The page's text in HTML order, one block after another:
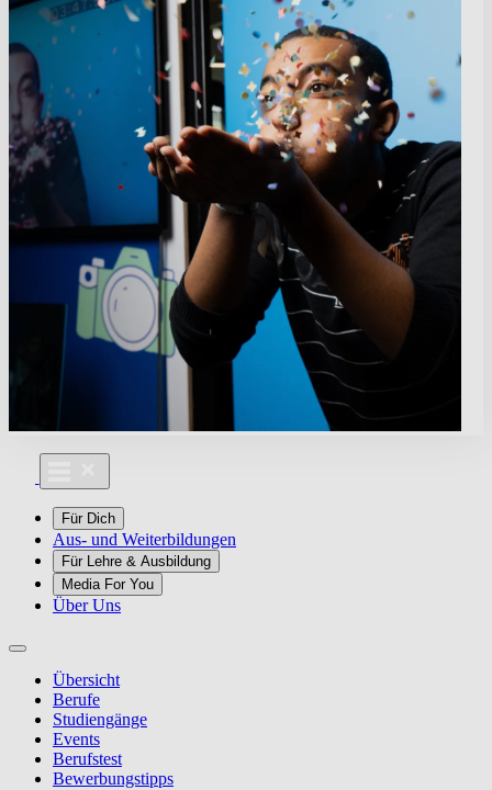
Für Dich
Aus- und Weiterbildungen
Für Lehre & Ausbildung
Media For You
Über Uns
Übersicht
Berufe
Studiengänge
Events
Berufstest
Bewerbungstipps